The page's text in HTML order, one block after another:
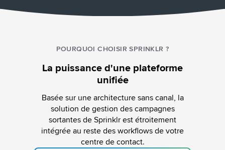
POURQUOI CHOISIR SPRINKLR ?
La puissance d'une plateforme
unifiée
Basée sur une architecture sans canal, la
solution de gestion des campagnes
sortantes de Sprinklr est étroitement
intégrée au reste des workflows de votre
centre de contact.